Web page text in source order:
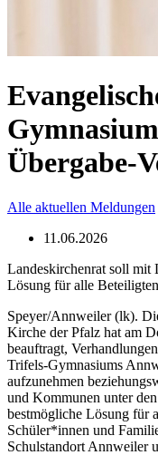
Übergabe-
Alle aktuellen Meldungen
11.06.2026
Landeskirchenrat soll mit
Lösung für alle
Speyer/Annweiler (lk).
Kirche der Pfalz hat am
beauftragt,
Trifels-Gymnasiums
aufzunehmen
und Kommunen unter
bestmögliche Lösung für
Schüler*innen und
Schulstandort Annweiler